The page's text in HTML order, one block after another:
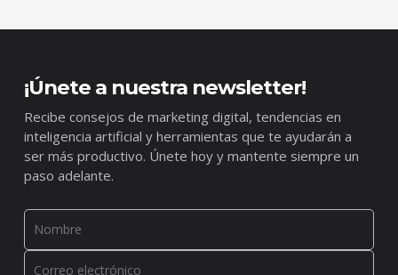
¡Únete a nuestra newsletter!
Recibe consejos de marketing digital, tendencias en
inteligencia artificial y herramientas que te ayudarán a
ser más productivo. Únete hoy y mantente siempre un
paso adelante.